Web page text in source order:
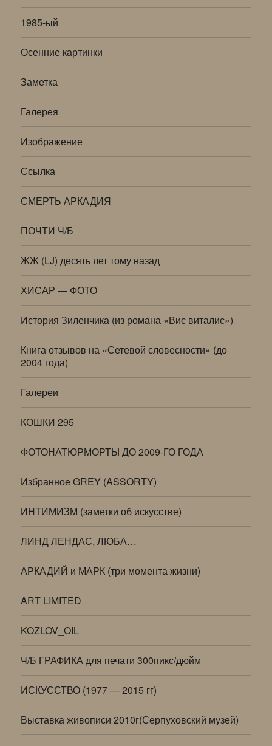
1985-ый
Осенние картинки
Заметка
Галерея
Изображение
Ссылка
СМЕРТЬ АРКАДИЯ
ПОЧТИ Ч/Б
ЖЖ (LJ) десять лет тому назад
ХИСАР — ФОТО
История Зиленчика (из романа «Вис виталис»)
Книга отзывов на «Сетевой словесности» (до
2004 года)
Галереи
КОШКИ 295
ФОТОНАТЮРМОРТЫ ДО 2009-ГО ГОДА
Избранное GREY (ASSORTY)
ИНТИМИЗМ (заметки об искусстве)
ЛИНД ЛЕНДАС, ЛЮБА…
АРКАДИЙ и МАРК (три момента жизни)
ART LIMITED
KOZLOV_OIL
Ч/Б ГРАФИКА для печати 300пикс/дюйм
ИСКУССТВО (1977 — 2015 гг)
Выставка живописи 2010г(Серпуховский музей)